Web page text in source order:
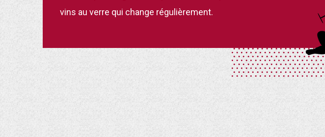
vins au verre qui change régulièrement.